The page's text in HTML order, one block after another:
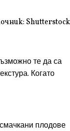
Shutterstock
те да са
Когато
плодове